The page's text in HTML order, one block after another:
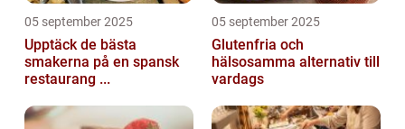
05 september 2025
Upptäck de bästa
smakerna på en spansk
restaurang ...
05 september 2025
Glutenfria och
hälsosamma alternativ till
vardags